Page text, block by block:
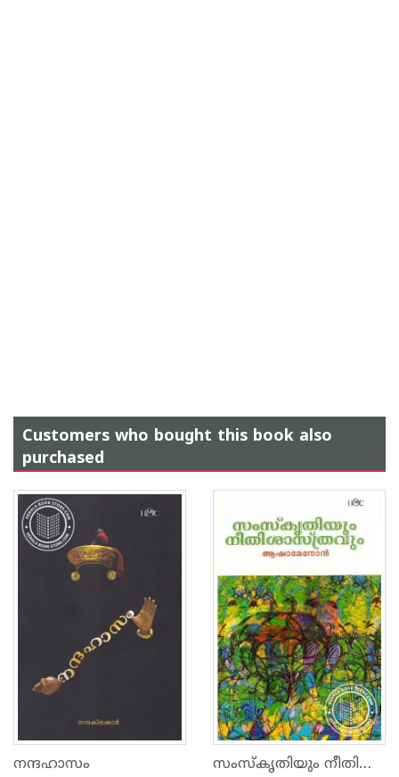
Customers who bought this book also
purchased
നന്ദഹാസം സംസ്കൃതിയും നീതിശാസ്ത്രവും